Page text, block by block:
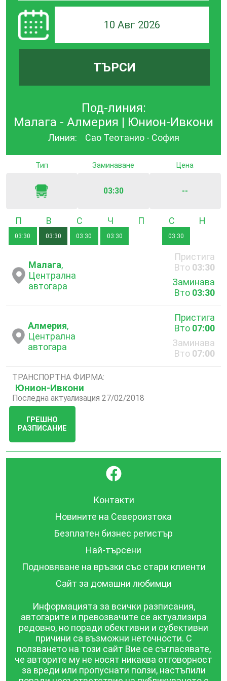
10 Авг 2026
ТЪРСИ
Под-линия:
Малага - Алмерия | Юнион-Ивкони
Линия: Сао Теотанио - София
Тип Заминаване
03:30
Цена
--
Понеделник
03:30
Вторник
03:30 03:30
Четвъртък
03:30
Събота
03:30
Малага,
Централна
автогара
Пристига
Вто 03:30
Заминава
Вто 03:30
Алмерия,
Централна
автогара
Пристига
Вто 07:00
Заминава
Вто 07:00
ТРАНСПОРТНА ФИРМА:
Юнион-Ивкони
Последна актуализация 27/02/2018
ГРЕШНО
РАЗПИСАНИЕ
}
Контакти
Новините на Североизтока
Безплатен бизнес регистър
Най-търсени
Подновяване на връзки със стари клиенти
Сайт за домашни любимци
Информацията за всички разписания,
автогарите и превозвачите се актуализира
редовно, но поради обективни и субективни
причини са възможни неточности. С
ползването на този сайт Вие се съгласявате,
че авторите му не носят никаква отговорност
за вреди или пропуснати ползи, настъпили